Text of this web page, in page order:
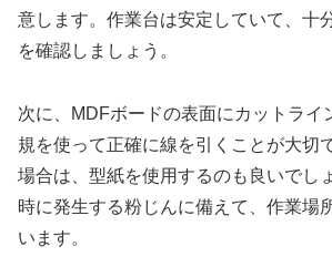
意します。作業台は安定していて、十
を確認しましょう。
次に、MDFボードの表面にカットライ
規を使って正確に線を引くことが大切
場合は、型紙を使用するのも良いでし
時に発生する粉じんに備えて、作業場
います。